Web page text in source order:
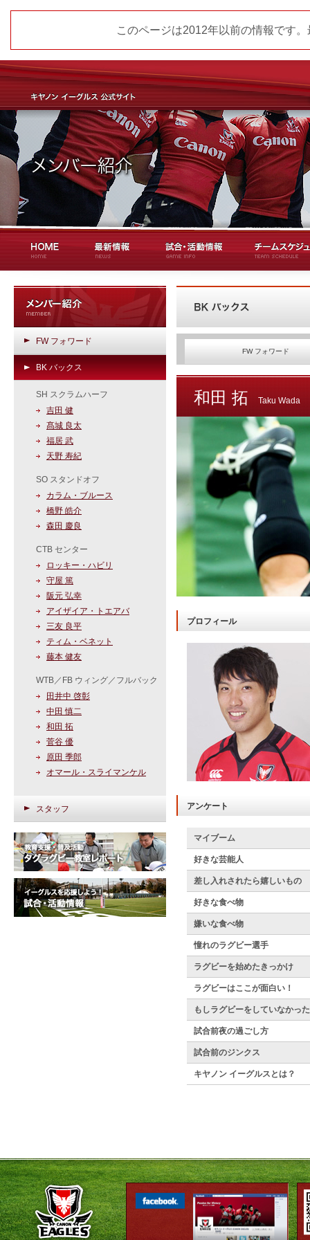
このページは2012年以前の情報です
FW フォワード
BK バックス
SH スクラムハーフ
吉田 健
髙城 良太
福居 武
天野 寿紀
SO スタンドオフ
カラム・ブルース
橋野 皓介
森田 慶良
CTB センター
ロッキー・ハビリ
守屋 篤
阪元 弘幸
アイザイア・トエアバ
三友 良平
ティム・ベネット
藤本 健友
WTB／FB ウィング／フルバック
田井中 啓彰
中田 慎二
和田 拓
菅谷 優
原田 季郎
オマール・スライマンケル
スタッフ
FW フォワード
和田 拓 Taku Wada
プロフィール
アンケート
マイブーム
好きな芸能人
差し入れされたら嬉しいもの
好きな食べ物
嫌いな食べ物
憧れのラグビー選手
ラグビーを始めたきっかけ
ラグビーはここが面白い！
もしラグビーをしていなかっ
試合前夜の過ごし方
試合前のジンクス
キヤノン イーグルスとは？